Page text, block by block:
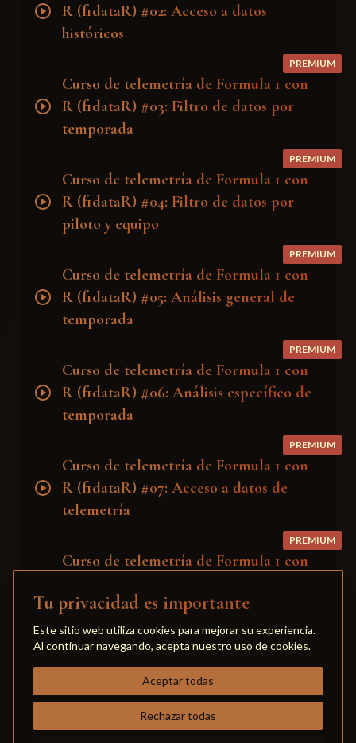
play_circle
R (f1dataR) #02: Acceso a datos
históricos
PREMIUM
play_circle
Curso de telemetría de Formula 1 con
R (f1dataR) #03: Filtro de datos por
temporada
PREMIUM
play_circle
Curso de telemetría de Formula 1 con
R (f1dataR) #04: Filtro de datos por
piloto y equipo
PREMIUM
play_circle
Curso de telemetría de Formula 1 con
R (f1dataR) #05: Análisis general de
temporada
PREMIUM
play_circle
Curso de telemetría de Formula 1 con
R (f1dataR) #06: Análisis específico de
temporada
PREMIUM
play_circle
Curso de telemetría de Formula 1 con
R (f1dataR) #07: Acceso a datos de
telemetría
PREMIUM
Curso de telemetría de Formula 1 con
telemetría
PREMIUM
Curso de telemetría de Formula 1 con
R (f1dataR) #09: Comparativa de
vueltas
PREMIUM
Tu privacidad es importante
Este sitio web utiliza cookies para mejorar su experiencia.
Al continuar navegando, acepta nuestro uso de cookies.
Rechazar todas
Aceptar todas